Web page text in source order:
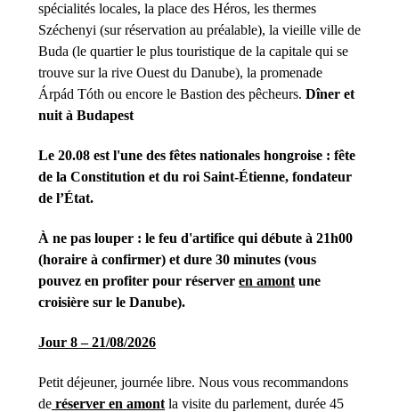
spécialités locales, la place des Héros, les thermes
Széchenyi (sur réservation au préalable), la vieille ville de
Buda (le quartier le plus touristique de la capitale qui se
trouve sur la rive Ouest du Danube), la promenade
Árpád Tóth ou encore le Bastion des pêcheurs. Dîner et
nuit à Budapest
Le 20.08 est l'une des fêtes nationales hongroise : fête
de la Constitution et du roi Saint-Étienne, fondateur
de l’État.
À ne pas louper : le feu d'artifice qui débute à 21h00
(horaire à confirmer) et dure 30 minutes (vous
pouvez en profiter pour réserver en amont une
croisière sur le Danube).
Jour 8 – 21/08/2026
Petit déjeuner, journée libre. Nous vous recommandons
de réserver en amont la visite du parlement, durée 45